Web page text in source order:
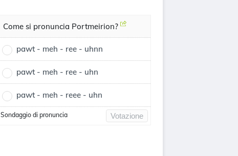
Come si pronuncia Portmeirion?
pawt - meh - ree - uhnn
pawt - meh - ree - uhn
pawt - meh - reee - uhn
Sondaggio di pronuncia Votazione